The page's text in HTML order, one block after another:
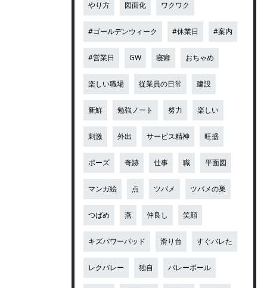
やり方 図面化 ワクワク
#ゴールデンウィーク #休業日 #案内
#営業日 GW 寝癖 おちゃめ
楽しい職場 従業員の日常 建設
新鮮 勉強ノート 努力 楽しい
刺激 外出 サービス精神 旺盛
ポーズ 奇跡 仕事 職 平面図
マンガ絵 点 ツバメ ツバメの巣
つばめ 燕 仲良し 笑顔
キズパワーパッド 滑り台 すぐバレた
レクバレー 独自 バレーボール